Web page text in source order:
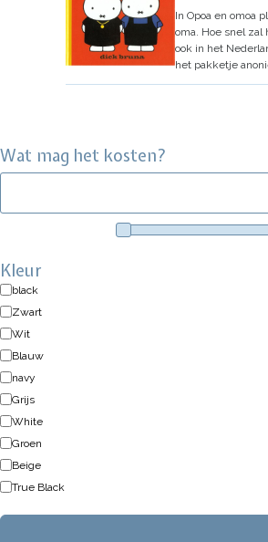
In Opoa en omoa
oma. Hoe snel
ook in het
het pakketje
Wat mag het kosten?
Kleur
black
Zwart
Wit
Blauw
navy
Grijs
White
Groen
Beige
True Black